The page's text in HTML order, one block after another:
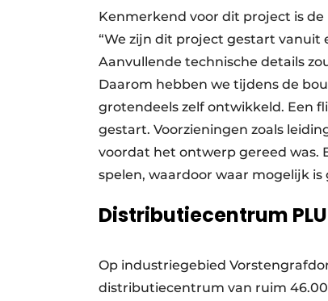
Kenmerkend voor dit project is
“We zijn dit project gestart vanuit
Aanvullende technische details
Daarom hebben we tijdens de
grotendeels zelf ontwikkeld. Een
gestart. Voorzieningen zoals
voordat het ontwerp gereed was.
spelen, waardoor waar mogelijk is
Distributiecentrum
Op industriegebied
distributiecentrum van ruim